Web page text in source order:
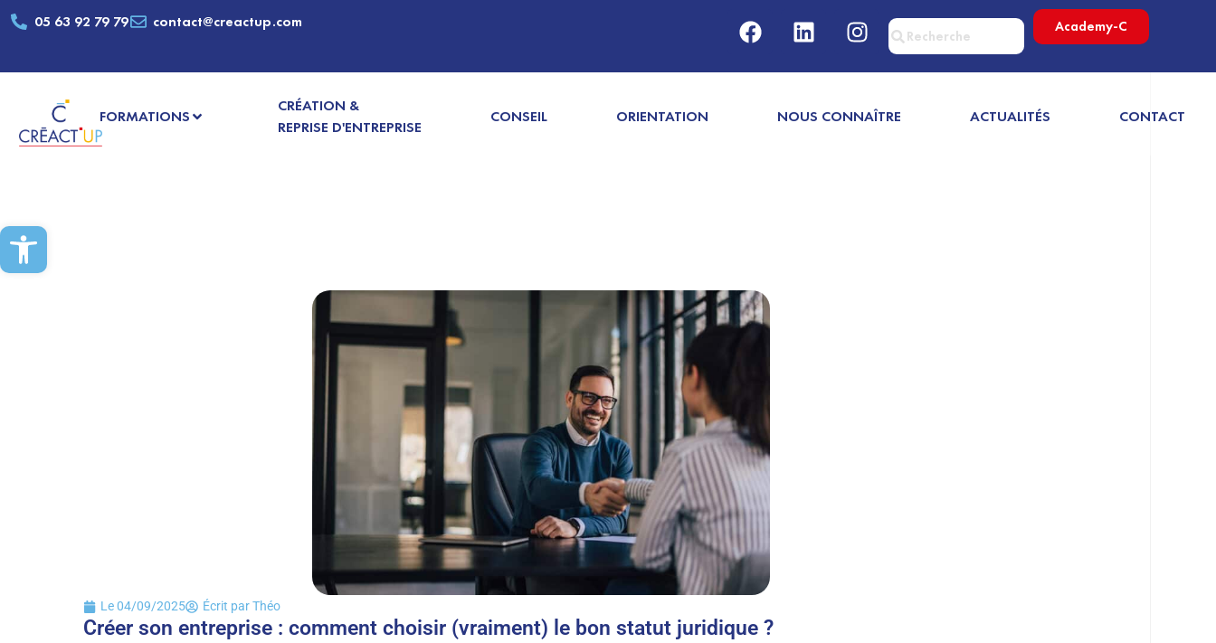
Ouvrir la barre d’outils
05 63 92 79 79 contact@creactup.com Academy-C
FORMATIONS
CRÉATION &
REPRISE D'ENTREPRISE
CONSEIL ORIENTATION NOUS CONNAÎTRE ACTUALITÉS CONTACT
Le04/09/2025 Écrit parThéo
Créer son entreprise : comment choisir (vraiment) le bon statut juridique ?